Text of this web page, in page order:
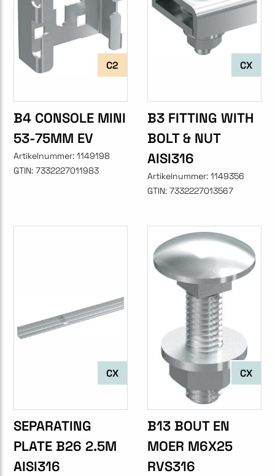
C2
B4 CONSOLE MINI
53-75MM EV
Artikelnummer: 1149198
GTIN: 7332227011983
CX
B3 FITTING WITH
BOLT & NUT
AISI316
Artikelnummer: 1149356
GTIN: 7332227013567
CX
SEPARATING
PLATE B26 2.5M
AISI316
CX
B13 BOUT EN
MOER M6X25
RVS316